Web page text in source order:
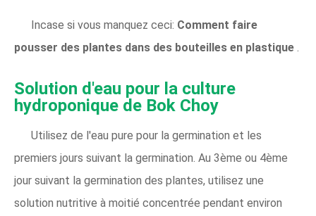
Incase si vous manquez ceci: Comment faire
pousser des plantes dans des bouteilles en plastique .
Solution d'eau pour la culture
hydroponique de Bok Choy
Utilisez de l'eau pure pour la germination et les
premiers jours suivant la germination. Au 3ème ou 4ème
jour suivant la germination des plantes, utilisez une
solution nutritive à moitié concentrée pendant environ